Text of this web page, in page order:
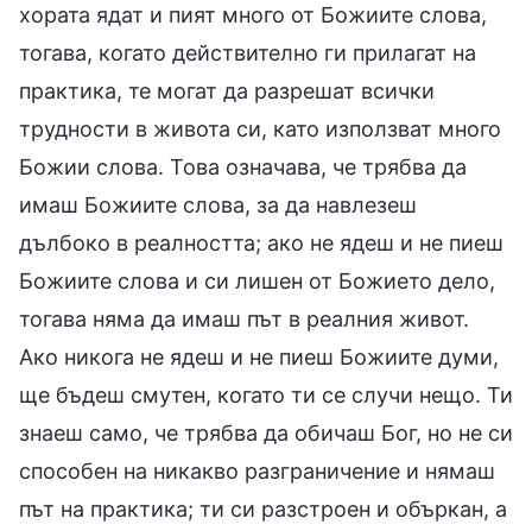
хората ядат и пият много от Божиите слова,
тогава, когато действително ги прилагат на
практика, те могат да разрешат всички
трудности в живота си, като използват много
Божии слова. Това означава, че трябва да
имаш Божиите слова, за да навлезеш
дълбоко в реалността; ако не ядеш и не пиеш
Божиите слова и си лишен от Божието дело,
тогава няма да имаш път в реалния живот.
Ако никога не ядеш и не пиеш Божиите думи,
ще бъдеш смутен, когато ти се случи нещо. Ти
знаеш само, че трябва да обичаш Бог, но не си
способен на никакво разграничение и нямаш
път на практика; ти си разстроен и объркан, а